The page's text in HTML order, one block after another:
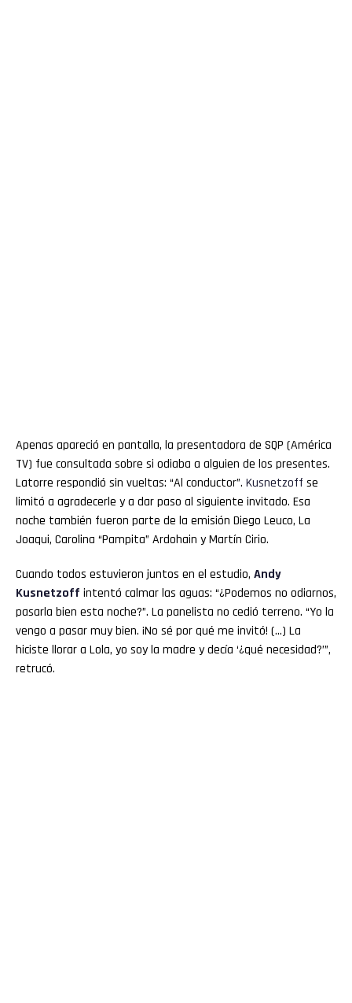
Apenas apareció en pantalla, la presentadora de SQP (América
TV) fue consultada sobre si odiaba a alguien de los presentes.
Latorre respondió sin vueltas: “Al conductor”. Kusnetzoff se
limitó a agradecerle y a dar paso al siguiente invitado. Esa
noche también fueron parte de la emisión Diego Leuco, La
Joaqui, Carolina “Pampita” Ardohain y Martín Cirio.
Cuando todos estuvieron juntos en el estudio, Andy
Kusnetzoff intentó calmar las aguas: “¿Podemos no odiarnos,
pasarla bien esta noche?”. La panelista no cedió terreno. “Yo la
vengo a pasar muy bien. ¡No sé por qué me invitó! (…) La
hiciste llorar a Lola, yo soy la madre y decía ‘¿qué necesidad?’”,
retrucó.